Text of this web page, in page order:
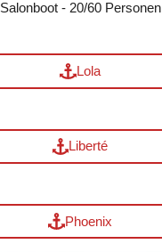
Salonboot - 20/60 Personen
Lola
Liberté
Phoenix